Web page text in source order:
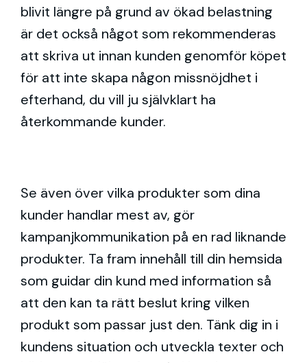
blivit längre på grund av ökad belastning
är det också något som rekommenderas
att skriva ut innan kunden genomför köpet
för att inte skapa någon missnöjdhet i
efterhand, du vill ju självklart ha
återkommande kunder.
Se även över vilka produkter som dina
kunder handlar mest av, gör
kampanjkommunikation på en rad liknande
produkter. Ta fram innehåll till din hemsida
som guidar din kund med information så
att den kan ta rätt beslut kring vilken
produkt som passar just den. Tänk dig in i
kundens situation och utveckla texter och